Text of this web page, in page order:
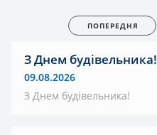
ПОПЕРЕДНЯ
З Днем будівельника!
09.08.2026
З Днем будівельника!